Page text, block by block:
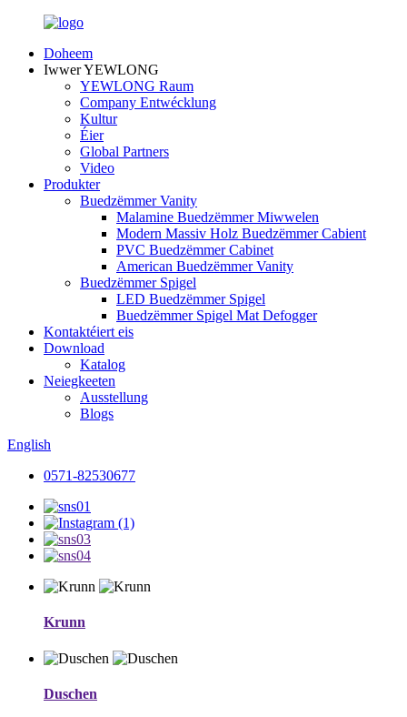
Doheem
Iwwer YEWLONG
YEWLONG Raum
Company Entwécklung
Kultur
Éier
Global Partners
Video
Produkter
Buedzëmmer Vanity
Malamine Buedzëmmer Miwwelen
Modern Massiv Holz Buedzëmmer Cabient
PVC Buedzëmmer Cabinet
American Buedzëmmer Vanity
Buedzëmmer Spigel
LED Buedzëmmer Spigel
Buedzëmmer Spigel Mat Defogger
Kontaktéiert eis
Download
Katalog
Neiegkeeten
Ausstellung
Blogs
English
0571-82530677
Krunn
Duschen